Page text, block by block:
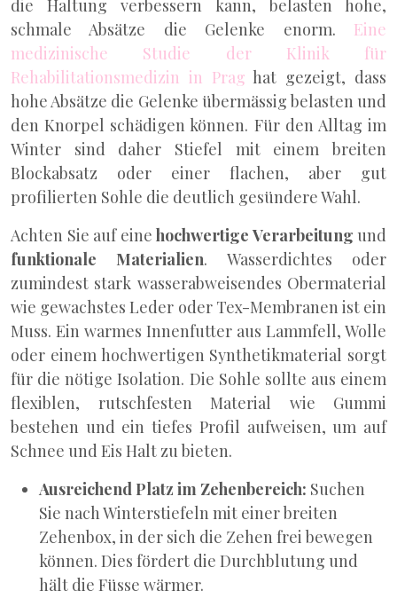
die Haltung verbessern kann, belasten hohe,
schmale Absätze die Gelenke enorm. Eine
medizinische Studie der Klinik für
Rehabilitationsmedizin in Prag hat gezeigt, dass
hohe Absätze die Gelenke übermässig belasten und
den Knorpel schädigen können. Für den Alltag im
Winter sind daher Stiefel mit einem breiten
Blockabsatz oder einer flachen, aber gut
profilierten Sohle die deutlich gesündere Wahl.
Achten Sie auf eine hochwertige Verarbeitung und
funktionale Materialien. Wasserdichtes oder
zumindest stark wasserabweisendes Obermaterial
wie gewachstes Leder oder Tex-Membranen ist ein
Muss. Ein warmes Innenfutter aus Lammfell, Wolle
oder einem hochwertigen Synthetikmaterial sorgt
für die nötige Isolation. Die Sohle sollte aus einem
flexiblen, rutschfesten Material wie Gummi
bestehen und ein tiefes Profil aufweisen, um auf
Schnee und Eis Halt zu bieten.
Ausreichend Platz im Zehenbereich: Suchen
Sie nach Winterstiefeln mit einer breiten
Zehenbox, in der sich die Zehen frei bewegen
können. Dies fördert die Durchblutung und
hält die Füsse wärmer.